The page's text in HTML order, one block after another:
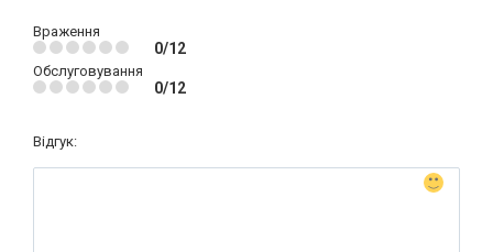
Враження
0/12
Обслуговування
0/12
Відгук: